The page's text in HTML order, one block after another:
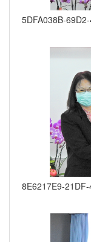
5DFA038B-
8E6217E9-